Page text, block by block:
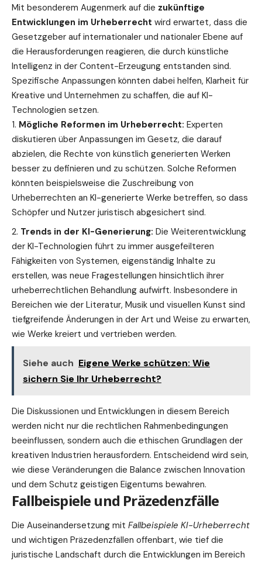
Mit besonderem Augenmerk auf die zukünftige
Entwicklungen im Urheberrecht wird erwartet, dass die
Gesetzgeber auf internationaler und nationaler Ebene auf
die Herausforderungen reagieren, die durch künstliche
Intelligenz in der Content-Erzeugung entstanden sind.
Spezifische Anpassungen könnten dabei helfen, Klarheit für
Kreative und Unternehmen zu schaffen, die auf KI-
Technologien setzen.
Mögliche Reformen im Urheberrecht: Experten
diskutieren über Anpassungen im Gesetz, die darauf
abzielen, die Rechte von künstlich generierten Werken
besser zu definieren und zu schützen. Solche Reformen
könnten beispielsweise die Zuschreibung von
Urheberrechten an KI-generierte Werke betreffen, so dass
Schöpfer und Nutzer juristisch abgesichert sind.
Trends in der KI-Generierung: Die Weiterentwicklung
der KI-Technologien führt zu immer ausgefeilteren
Fähigkeiten von Systemen, eigenständig Inhalte zu
erstellen, was neue Fragestellungen hinsichtlich ihrer
urheberrechtlichen Behandlung aufwirft. Insbesondere in
Bereichen wie der Literatur, Musik und visuellen Kunst sind
tiefgreifende Änderungen in der Art und Weise zu erwarten,
wie Werke kreiert und vertrieben werden.
Siehe auch Eigene Werke schützen: Wie
sichern Sie Ihr Urheberrecht?
Die Diskussionen und Entwicklungen in diesem Bereich
werden nicht nur die rechtlichen Rahmenbedingungen
beeinflussen, sondern auch die ethischen Grundlagen der
kreativen Industrien herausfordern. Entscheidend wird sein,
wie diese Veränderungen die Balance zwischen Innovation
und dem Schutz geistigen Eigentums bewahren.
Fallbeispiele und Präzedenzfälle
Die Auseinandersetzung mit Fallbeispiele KI-Urheberrecht
und wichtigen Präzedenzfällen offenbart, wie tief die
juristische Landschaft durch die Entwicklungen im Bereich